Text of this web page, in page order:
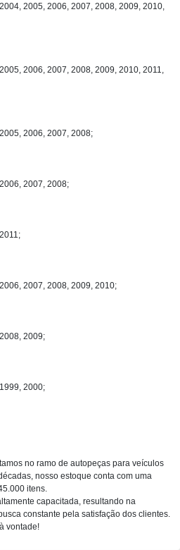
2005, 2006, 2007, 2008, 2009, 2010,
2006, 2007, 2008, 2009, 2010, 2011,
2006, 2007, 2008;
2007, 2008;
2007, 2008, 2009, 2010;
2009;
2000;
no ramo de autopeças para veículos
nosso estoque conta com uma
itens.
capacitada, resultando na
constante pela satisfação dos clientes.
vontade!